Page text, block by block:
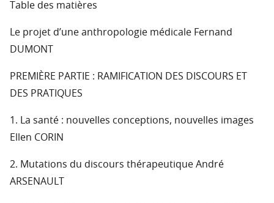
Table des matières
Le projet d’une anthropologie médicale Fernand
DUMONT
PREMIÈRE PARTIE : RAMIFICATION DES DISCOURS ET
DES PRATIQUES
1. La santé : nouvelles conceptions, nouvelles images
Ellen CORIN
2. Mutations du discours thérapeutique André
ARSENAULT